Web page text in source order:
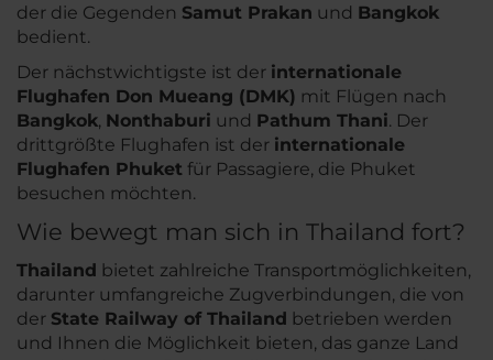
der die Gegenden Samut Prakan und Bangkok
bedient.
Der nächstwichtigste ist der internationale
Flughafen Don Mueang (DMK) mit Flügen nach
Bangkok, Nonthaburi und Pathum Thani. Der
drittgrößte Flughafen ist der internationale
Flughafen Phuket für Passagiere, die Phuket
besuchen möchten.
Wie bewegt man sich in Thailand fort?
Thailand bietet zahlreiche Transportmöglichkeiten,
darunter umfangreiche Zugverbindungen, die von
der State Railway of Thailand betrieben werden
und Ihnen die Möglichkeit bieten, das ganze Land